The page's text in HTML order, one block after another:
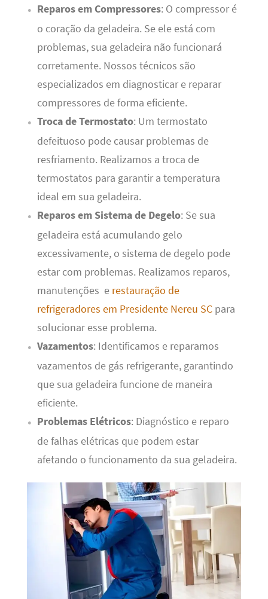
Reparos em Compressores: O compressor é
o coração da geladeira. Se ele está com
problemas, sua geladeira não funcionará
corretamente. Nossos técnicos são
especializados em diagnosticar e reparar
compressores de forma eficiente.
Troca de Termostato: Um termostato
defeituoso pode causar problemas de
resfriamento. Realizamos a troca de
termostatos para garantir a temperatura
ideal em sua geladeira.
Reparos em Sistema de Degelo: Se sua
geladeira está acumulando gelo
excessivamente, o sistema de degelo pode
estar com problemas. Realizamos reparos,
manutenções e restauração de
refrigeradores em Presidente Nereu SCpara
solucionar esse problema.
Vazamentos: Identificamos e reparamos
vazamentos de gás refrigerante, garantindo
que sua geladeira funcione de maneira
eficiente.
Problemas Elétricos: Diagnóstico e reparo
de falhas elétricas que podem estar
afetando o funcionamento da sua geladeira.